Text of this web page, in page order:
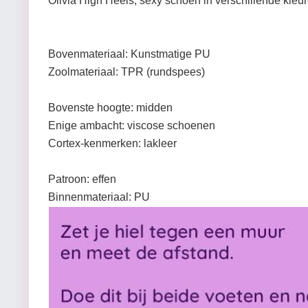
Bovenmateriaal: Kunstmatige PU
Zoolmateriaal: TPR (rundspees)
Bovenste hoogte: midden
Enige ambacht: viscose schoenen
Cortex-kenmerken: lakleer
Patroon: effen
Binnenmateriaal: PU